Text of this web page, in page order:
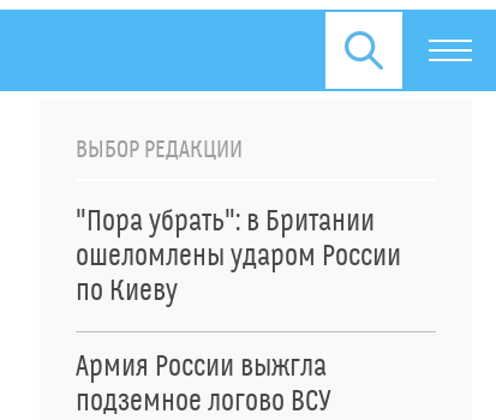
ВЫБОР РЕДАКЦИИ
"Пора убрать": в Британии
ошеломлены ударом России
по Киеву
Армия России выжгла
подземное логово ВСУ